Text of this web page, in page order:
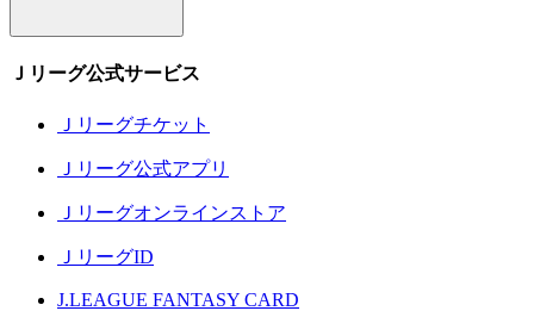
Ｊリーグ公式サービス
Ｊリーグチケット
Ｊリーグ公式アプリ
Ｊリーグオンラインストア
ＪリーグID
J.LEAGUE FANTASY CARD